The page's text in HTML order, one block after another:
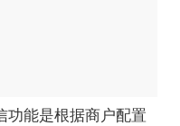
功能是根据商户配置